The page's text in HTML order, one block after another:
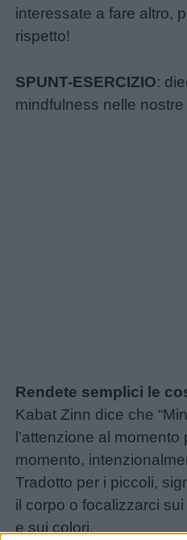
interessate a fare altro,
rispetto!
SPUNT-ESERCIZIO:
mindfulness nelle nostre
Rendete semplici le
Kabat Zinn dice che
l’attenzione al
momento,
Tradotto per i piccoli,
il corpo o focalizzarci
e sui colori.